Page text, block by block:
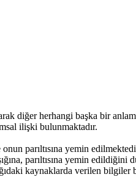
diğer herhangi başka bir
ilişki bulunmaktadır.
parıltısına yemin
parıltısına yemin edildiğini
kaynaklarda verilen